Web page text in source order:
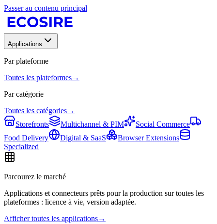
Passer au contenu principal
Applications
Par plateforme
Toutes les plateformes→
Par catégorie
Toutes les catégories→
Storefronts
Multichannel & PIM
Social Commerce
Food Delivery
Digital & SaaS
Browser Extensions
Specialized
Parcourez le marché
Applications et connecteurs prêts pour la production sur toutes les
plateformes : licence à vie, version adaptée.
Afficher toutes les applications→